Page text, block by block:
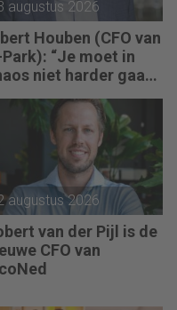
augustus 2026
Houben (CFO van
Park): “Je moet in
niet harder gaan
de fundamenten.”
augustus 2026
van der Pijl is de
CFO van